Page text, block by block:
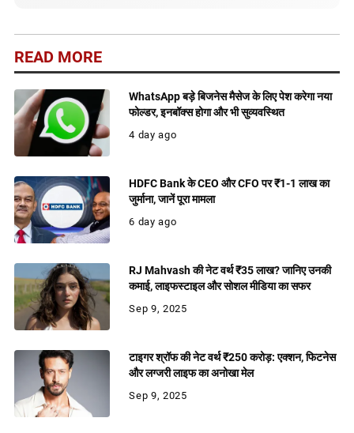
READ MORE
WhatsApp बड़े बिजनेस मैसेज के लिए पेश करेगा नया
फोल्डर, इनबॉक्स होगा और भी सुव्यवस्थित
4 day ago
HDFC Bank के CEO और CFO पर ₹1-1 लाख का
जुर्माना, जानें पूरा मामला
6 day ago
RJ Mahvash की नेट वर्थ ₹35 लाख? जानिए उनकी
कमाई, लाइफस्टाइल और सोशल मीडिया का सफर
Sep 9, 2025
टाइगर श्रॉफ की नेट वर्थ ₹250 करोड़: एक्शन, फिटनेस
और लग्जरी लाइफ का अनोखा मेल
Sep 9, 2025